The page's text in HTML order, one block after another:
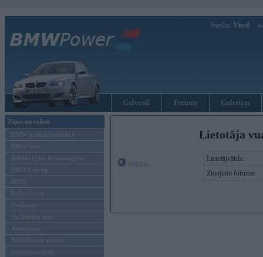
Sveiks, Viesi!
Galvenā Forums Galerijas
Ziņas un raksti
BMW modeļu jaunumi
BMW testi
Tehnoloģijas & sasniegumi
BMW Latvijā
MINI
Rolls-Royce
Pasākumi
Vadāmības tests
Autosports
BMWPower aktuāli
Reklāmas raksti
Lietotāja
Lietotājvārds:
Ziņojumi forumā: